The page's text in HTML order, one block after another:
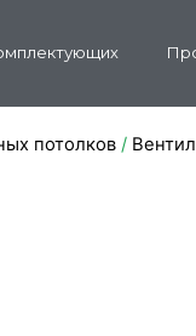
потолков /